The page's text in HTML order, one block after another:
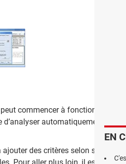
commencer à fonctionner sans
automatiquement les
des critères selon ses
Pour aller plus loin, il est
EN